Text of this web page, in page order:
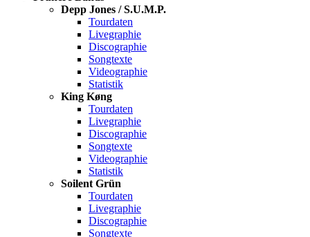
Depp Jones / S.U.M.P.
Tourdaten
Livegraphie
Discographie
Songtexte
Videographie
Statistik
King Køng
Tourdaten
Livegraphie
Discographie
Songtexte
Videographie
Statistik
Soilent Grün
Tourdaten
Livegraphie
Discographie
Songtexte